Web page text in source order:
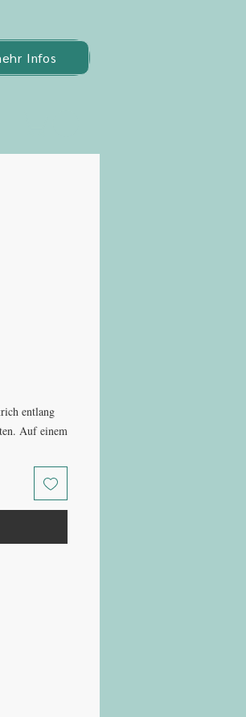
Infos
entlang
Auf einem
steht